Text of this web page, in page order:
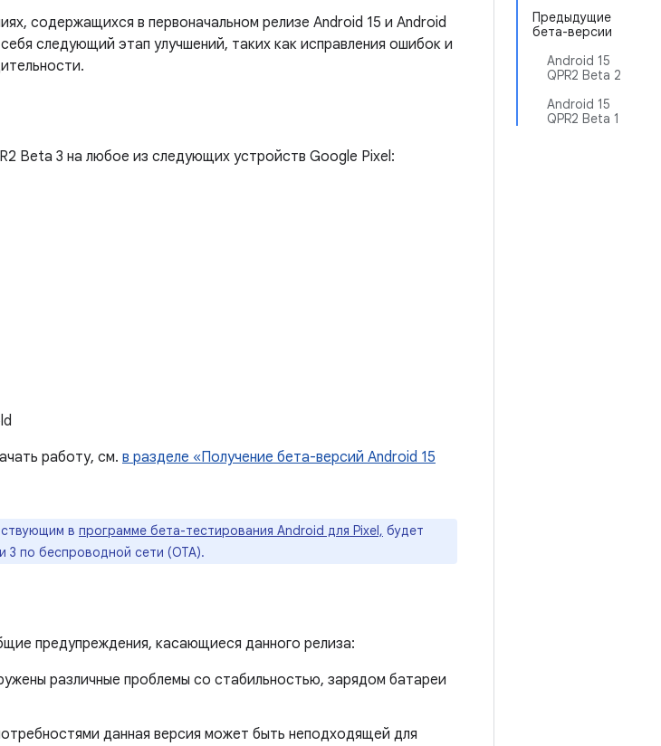
Предыдущие
бета-версии
Android 15
QPR2 Beta 2
Android 15
QPR2 Beta 1
содержащихся в первоначальном релизе Android 15 и Android
следующий этап улучшений, таких как исправления ошибок и
Beta 3 на любое из следующих устройств Google Pixel:
работу, см. в разделе «Получение бета-версий Android 15
в программе бета-тестирования Android для Pixel, будет
по беспроводной сети (OTA).
предупреждения, касающиеся данного релиза:
различные проблемы со стабильностью, зарядом батареи
данная версия может быть неподходящей для